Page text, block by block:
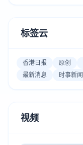
标签云
香港日报 原创
最新消息
时事新闻
视频